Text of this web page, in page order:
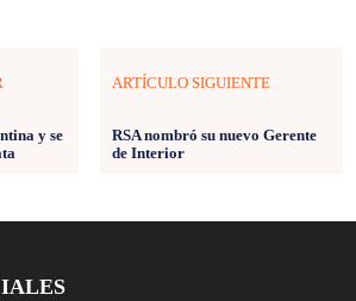
y se
ARTÍCULO SIGUIENTE
RSA nombró su nuevo Gerente
de Interior